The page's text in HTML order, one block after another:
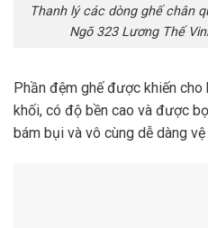
Thanh lý các dòng ghế chân
Ngõ 323 Lương Thế
Phần đệm ghế được khiến
khối, có độ bền cao và được
bám bụi và vô cùng dễ dàng vệ